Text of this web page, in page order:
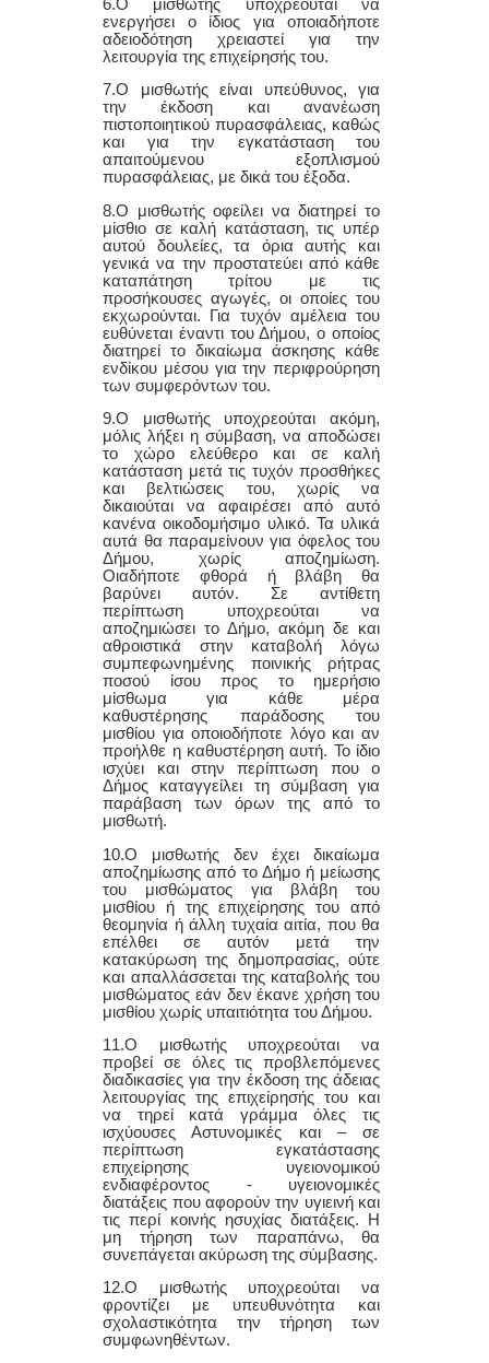
6.Ο μισθωτής υποχρεούται να
ενεργήσει ο ίδιος για οποιαδήποτε
αδειοδότηση χρειαστεί για την
λειτουργία της επιχείρησής του.
7.Ο μισθωτής είναι υπεύθυνος, για
την έκδοση και ανανέωση
πιστοποιητικού πυρασφάλειας, καθώς
και για την εγκατάσταση του
απαιτούμενου εξοπλισμού
πυρασφάλειας, με δικά του έξοδα.
8.Ο μισθωτής οφείλει να διατηρεί το
μίσθιο σε καλή κατάσταση, τις υπέρ
αυτού δουλείες, τα όρια αυτής και
γενικά να την προστατεύει από κάθε
καταπάτηση τρίτου με τις
προσήκουσες αγωγές, οι οποίες του
εκχωρούνται. Για τυχόν αμέλεια του
ευθύνεται έναντι του Δήμου, ο οποίος
διατηρεί το δικαίωμα άσκησης κάθε
ενδίκου μέσου για την περιφρούρηση
των συμφερόντων του.
9.Ο μισθωτής υποχρεούται ακόμη,
μόλις λήξει η σύμβαση, να αποδώσει
το χώρο ελεύθερο και σε καλή
κατάσταση μετά τις τυχόν προσθήκες
και βελτιώσεις του, χωρίς να
δικαιούται να αφαιρέσει από αυτό
κανένα οικοδομήσιμο υλικό. Τα υλικά
αυτά θα παραμείνουν για όφελος του
Δήμου, χωρίς αποζημίωση.
Οιαδήποτε φθορά ή βλάβη θα
βαρύνει αυτόν. Σε αντίθετη
περίπτωση υποχρεούται να
αποζημιώσει το Δήμο, ακόμη δε και
αθροιστικά στην καταβολή λόγω
συμπεφωνημένης ποινικής ρήτρας
ποσού ίσου προς το ημερήσιο
μίσθωμα για κάθε μέρα
καθυστέρησης παράδοσης του
μισθίου για οποιοδήποτε λόγο και αν
προήλθε η καθυστέρηση αυτή. Το ίδιο
ισχύει και στην περίπτωση που ο
Δήμος καταγγείλει τη σύμβαση για
παράβαση των όρων της από το
μισθωτή.
10.Ο μισθωτής δεν έχει δικαίωμα
αποζημίωσης από το Δήμο ή μείωσης
του μισθώματος για βλάβη του
μισθίου ή της επιχείρησης του από
θεομηνία ή άλλη τυχαία αιτία, που θα
επέλθει σε αυτόν μετά την
κατακύρωση της δημοπρασίας, ούτε
και απαλλάσσεται της καταβολής του
μισθώματος εάν δεν έκανε χρήση του
μισθίου χωρίς υπαιτιότητα του Δήμου.
11.Ο μισθωτής υποχρεούται να
προβεί σε όλες τις προβλεπόμενες
διαδικασίες για την έκδοση της άδειας
λειτουργίαςτης επιχείρησής του και
να τηρεί κατά γράμμα όλες τις
ισχύουσες Αστυνομικές και –σε
περίπτωση εγκατάστασης
επιχείρησης υγειονομικού
ενδιαφέροντος - υγειονομικές
διατάξεις που αφορούν την υγιεινή και
τις περί κοινής ησυχίας διατάξεις. Η
μη τήρηση των παραπάνω, θα
συνεπάγεται ακύρωση της σύμβασης.
12.Ο μισθωτής υποχρεούται να
φροντίζει με υπευθυνότητα και
σχολαστικότητα την τήρηση των
συμφωνηθέντων.